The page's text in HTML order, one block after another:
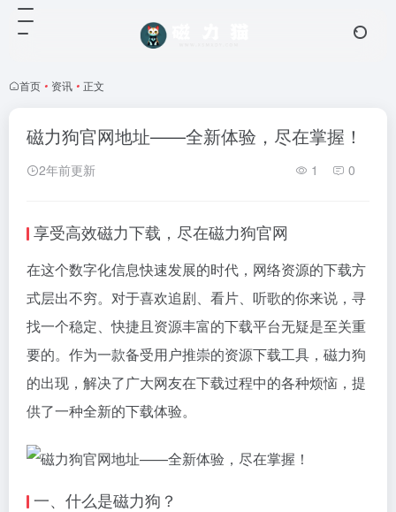
首页 • 资讯 • 正文
磁力狗官网地址——全新体验，尽在掌握！
2年前更新 1 0
享受高效磁力下载，尽在磁力狗官网
在这个数字化信息快速发展的时代，网络资源的下载方
式层出不穷。对于喜欢追剧、看片、听歌的你来说，寻
找一个稳定、快捷且资源丰富的下载平台无疑是至关重
要的。作为一款备受用户推崇的资源下载工具， 磁力狗
的出现，解决了广大网友在下载过程中的各种烦恼，提
供了一种全新的下载体验。
一、什么是磁力狗？